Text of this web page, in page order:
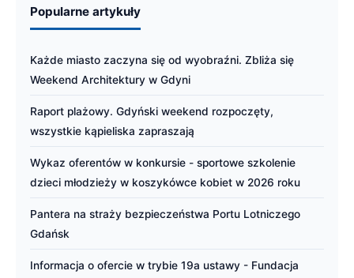
Popularne artykuły
Każde miasto zaczyna się od wyobraźni. Zbliża się
Weekend Architektury w Gdyni
Raport plażowy. Gdyński weekend rozpoczęty,
wszystkie kąpieliska zapraszają
Wykaz oferentów w konkursie - sportowe szkolenie
dzieci młodzieży w koszykówce kobiet w 2026 roku
Pantera na straży bezpieczeństwa Portu Lotniczego
Gdańsk
Informacja o ofercie w trybie 19a ustawy - Fundacja